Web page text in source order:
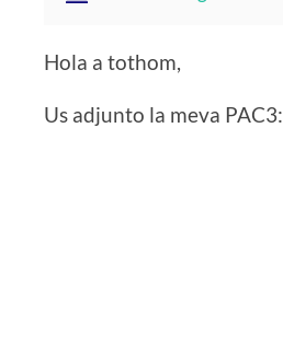
Hola a tothom,
Us adjunto la meva PAC3: